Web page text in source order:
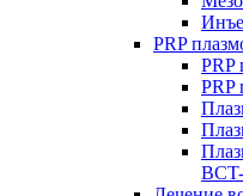
PRP
PRP
PRP